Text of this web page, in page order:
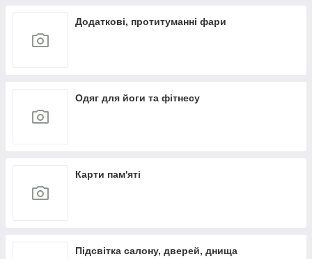
Додаткові, протитуманні фари
Одяг для йоги та фітнесу
Карти пам'яті
Підсвітка салону, дверей, днища